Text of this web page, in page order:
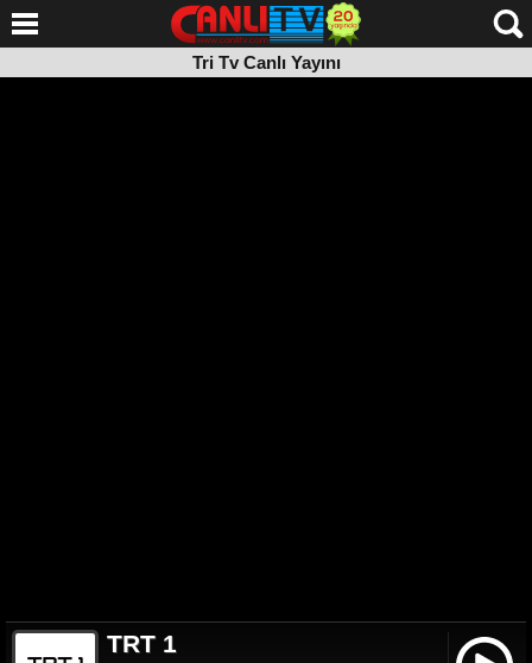
Tri Tv Canlı Yayını
TRT 1